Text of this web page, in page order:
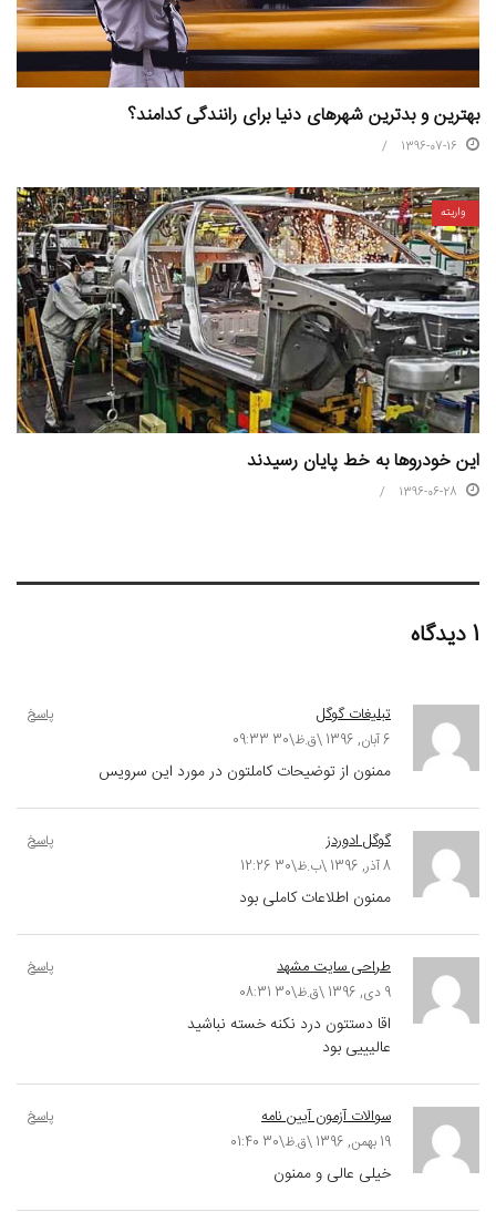
بهترین و بدترین شهرهای دنیا برای رانندگی کدامند؟
1396-07-16
واریته
این خودروها به خط پایان رسیدند
1396-06-28
1 دیدگاه
تبلیغات گوگل
6 آبان, 1396 \ق.ظ\30 09:33
پاسخ
ممنون از توضیحات کاملتون در مورد این سرویس
گوگل ادوردز
8 آذر, 1396 \ب.ظ\30 12:26
پاسخ
ممنون اطلاعات کاملی بود
طراحی سایت مشهد
9 دی, 1396 \ق.ظ\30 08:31
پاسخ
اقا دستتون درد نکنه خسته نباشید
عالیییی بود
سوالات آزمون آیین نامه
19 بهمن, 1396 \ق.ظ\30 01:40
پاسخ
خیلی عالی و ممنون